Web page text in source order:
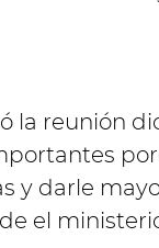
la reunión
y darle
el